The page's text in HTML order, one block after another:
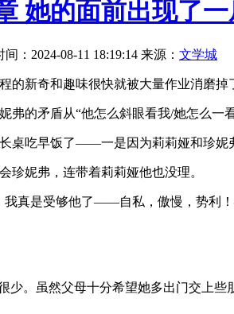
她的面前出现了一
间：2024-08-11 18:19:14 来源： 文学城
的新奇和趣味很快就被大量作业消磨
弗的矛盾从“他怎么斜眼看我/她怎么一
桌吃早饭了——一是因为莉莉娅和珍妮
珍妮弗，连带着莉莉娅他也没理。
真是受够他了——自私，傲慢，势利
少。虽然父母十分希望她多出门交上